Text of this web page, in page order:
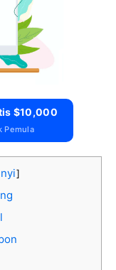
$10,000
Pemula
]